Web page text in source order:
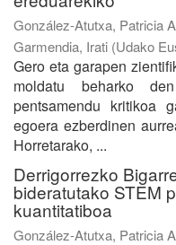
González-Atutxa, Patricia
Garmendia, Irati (Udako
Gero eta garapen
moldatu beharko
pentsamendu kritikoa
egoera ezberdinen
Horretarako, ...
Derrigorrezko
bideratutako STEM
kuantitatiboa
González-Atutxa, Patricia